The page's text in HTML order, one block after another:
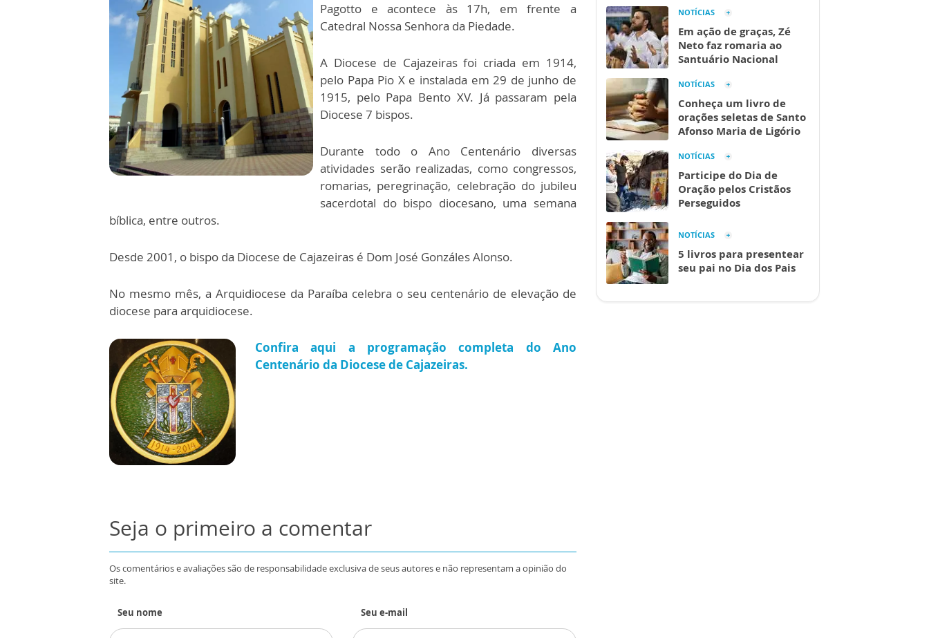
Pagotto e acontece às 17h, em frente a
Catedral Nossa Senhora da Piedade.
A Diocese de Cajazeiras foi criada em 1914,
pelo Papa Pio X e instalada em 29 de junho de
1915, pelo Papa Bento XV. Já passaram pela
Diocese 7 bispos.
Durante todo o Ano Centenário diversas
atividades serão realizadas, como congressos,
romarias, peregrinação, celebração do jubileu
sacerdotal do bispo diocesano, uma semana
bíblica, entre outros.
Desde 2001, o bispo da Diocese de Cajazeiras é Dom José Gonzáles Alonso.
No mesmo mês, a Arquidiocese da Paraíba celebra o seu centenário de elevação de
diocese para arquidiocese.
Confira aqui a programação completa do Ano
Centenário da Diocese de Cajazeiras.
Seja o primeiro a comentar
Os comentários e avaliações são de responsabilidade exclusiva de seus autores e não representam a opinião do
site.
Seu nome Seu e-mail
NOTÍCIAS
Em ação de graças, Zé
Neto faz romaria ao
Santuário Nacional
NOTÍCIAS
Conheça um livro de
orações seletas de Santo
Afonso Maria de Ligório
NOTÍCIAS
Participe do Dia de
Oração pelos Cristãos
Perseguidos
NOTÍCIAS
5 livros para presentear
seu pai no Dia dos Pais